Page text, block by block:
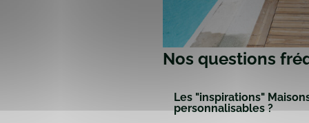
Nos questions
Les "inspirations"
personnalisables ?